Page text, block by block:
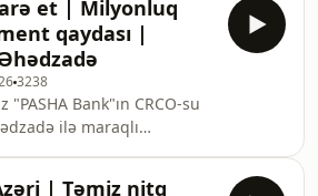
et | Milyonluq
qaydası |
3238
"PASHA Bank"ın CRCO-su
ilə maraqlı
| Təmiz nitq